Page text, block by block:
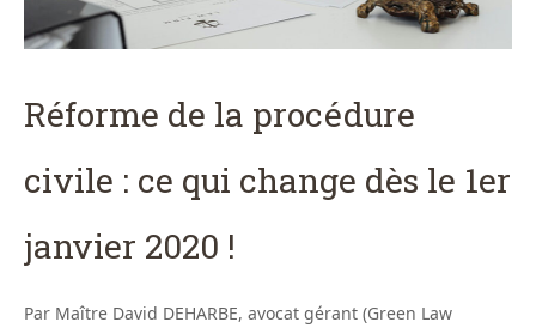
Réforme de la procédure
civile : ce qui change dès le 1er
janvier 2020 !
Par Maître David DEHARBE, avocat gérant (Green Law